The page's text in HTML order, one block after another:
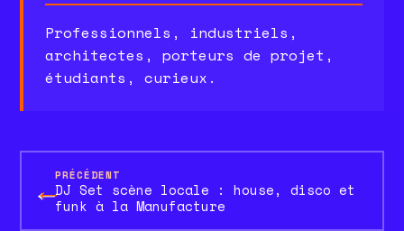
Professionnels, industriels,
architectes, porteurs de projet,
étudiants, curieux.
←PRÉCÉDENT
DJ Set scène locale : house, disco et
funk à la Manufacture